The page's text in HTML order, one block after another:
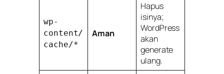
wp-
content/
cache/*
Aman
Hapus
isinya;
WordPress
akan
generate
ulang.